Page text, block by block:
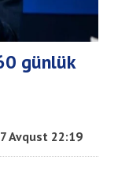
günlük
7 Avqust 22:19